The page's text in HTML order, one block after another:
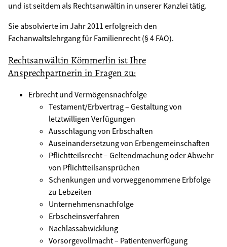
und ist seitdem als Rechtsanwältin in unserer Kanzlei tätig.
Sie absolvierte im Jahr 2011 erfolgreich den
Fachanwaltslehrgang für Familienrecht (§ 4 FAO).
Rechtsanwältin Kömmerlin ist Ihre
Ansprechpartnerin in Fragen zu:
Erbrecht und Vermögensnachfolge
Testament/Erbvertrag – Gestaltung von
letztwilligen Verfügungen
Ausschlagung von Erbschaften
Auseinandersetzung von Erbengemeinschaften
Pflichtteilsrecht – Geltendmachung oder Abwehr
von Pflichtteilsansprüchen
Schenkungen und vorweggenommene Erbfolge
zu Lebzeiten
Unternehmensnachfolge
Erbscheinsverfahren
Nachlassabwicklung
Vorsorgevollmacht – Patientenverfügung